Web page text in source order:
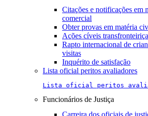
Citações e notificações em
comercial
Obter provas em matéria
Ações cíveis
Rapto internacional de
visitas
Inquérito de satisfação
Lista oficial peritos avaliadores
Lista oficial peritos
Funcionários de Justiça
Carreira dos oficiais de